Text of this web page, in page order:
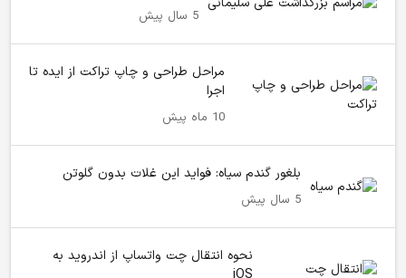
5 سال پیش
مراحل طراحی و چاپ تراکت از ایده تا
اجرا
10 ماه پیش
بلغور گندم سیاه: فواید این غلات بدون گلوتن
5 سال پیش
نحوه انتقال چت واتساپ از اندروید به